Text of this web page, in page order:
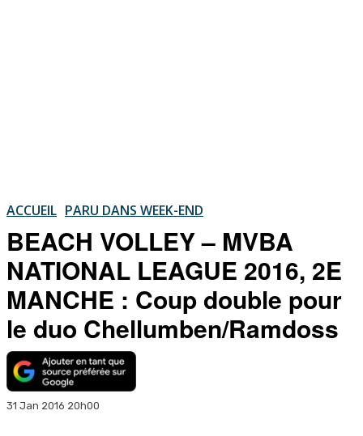
ACCUEIL PARU DANS WEEK-END
BEACH VOLLEY – MVBA
NATIONAL LEAGUE 2016, 2E
MANCHE : Coup double pour
le duo Chellumben/Ramdoss
31 Jan 2016 20h00